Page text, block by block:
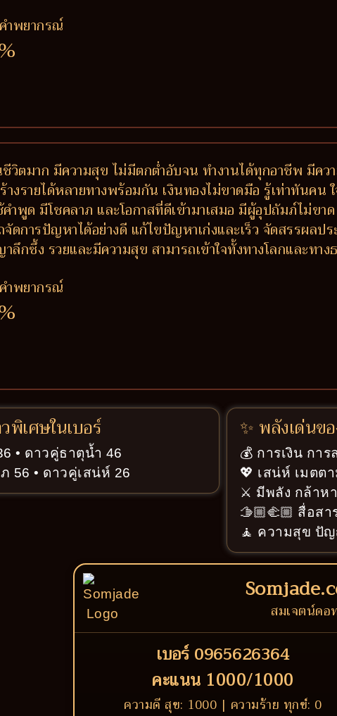
ำพยากรณ์
วิตมาก มีความสุข ไม่มีตกต่ำอับจน ทำงานได้ทุกอาชีพ มีคว
างรายได้หลายทางพร้อมกัน เงินทองไม่ขาดมือ รู้เท่าทันคน
ำพูด มีโชคลาภ และโอกาสที่ดีเข้ามาเสมอ มีผู้อุปถัมภ์ไม่ข
ถจัดการปัญหาได้อย่างดี แก้ไขปัญหาเก่งและเร็ว จัดสรรผ
กซึ้ง รวยและมีความสุข สามารถเข้าใจทั้งทางโลกและทา
ำพยากรณ์
พิเศษในเบอร์
• ดาวคู่ธาตุน้ำ 46
56 • ดาวคู่เสน่ห์ 26
✨ พลังเด่นข
💰 การเงิน กา
💖 เสน่ห์ เมตต
⚔️ มีพลัง กล้าห
🫱🏼‍🫲🏼 สื่อส
🧘 ความสุข ปั
สมเจตน์ดอ
เบอร์ 0965626364
คะแนน 1000/1000
ความดี สุข: 1000 | ความร้าย ทุกข์: 0